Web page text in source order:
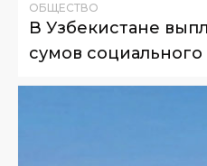
ОБЩЕСТВО
В Узбекистане
сумов